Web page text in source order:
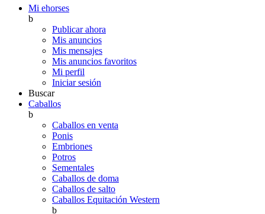
Mi ehorses
b
Publicar ahora
Mis anuncios
Mis mensajes
Mis anuncios favoritos
Mi perfil
Iniciar sesión
Buscar
Caballos
b
Caballos en venta
Ponis
Embriones
Potros
Sementales
Caballos de doma
Caballos de salto
Caballos Equitación Western
b